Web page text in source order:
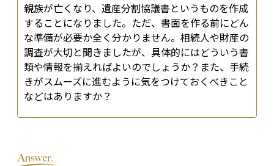
親族が亡くなり、遺産分割協議書というものを作成
することになりました。ただ、書面を作る前にどん
な準備が必要か全く分かりません。相続人や財産の
調査が大切と聞きましたが、具体的にはどういう書
類や情報を揃えればよいのでしょうか？また、手続
きがスムーズに進むように気をつけておくべきこと
などはありますか？